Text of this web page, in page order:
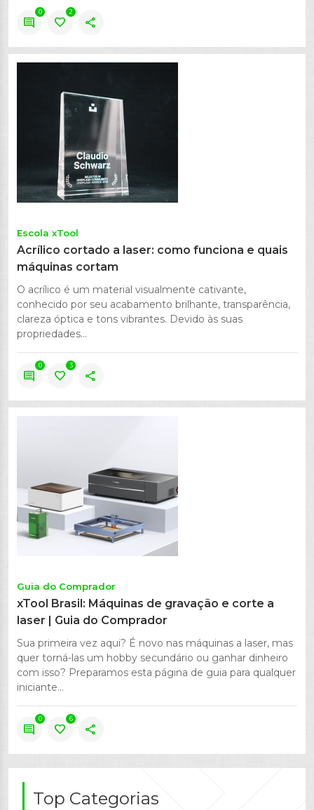
comment
0
favorite
2
share
Escola xTool
Acrílico cortado a laser: como funciona e quais
máquinas cortam
O acrílico é um material visualmente cativante,
conhecido por seu acabamento brilhante, transparência,
clareza óptica e tons vibrantes. Devido às suas
propriedades...
comment
0
favorite
3
share
Guia do Comprador
xTool Brasil: Máquinas de gravação e corte a
laser | Guia do Comprador
Sua primeira vez aqui? É novo nas máquinas a laser, mas
quer torná-las um hobby secundário ou ganhar dinheiro
com isso? Preparamos esta página de guia para qualquer
iniciante...
comment
0
favorite
6
share
Top Categorias